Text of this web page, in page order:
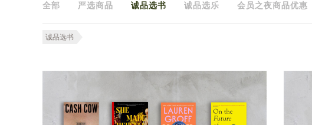
全部 严选商品 诚品选书 诚品选乐 会员之夜商品优惠
诚品选书